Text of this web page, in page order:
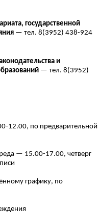
государственной
— тел. 8(3952) 438-924
и
— тел. 8(3952)
12.00, по предварительной
— 15.00-17.00, четверг
графику, по